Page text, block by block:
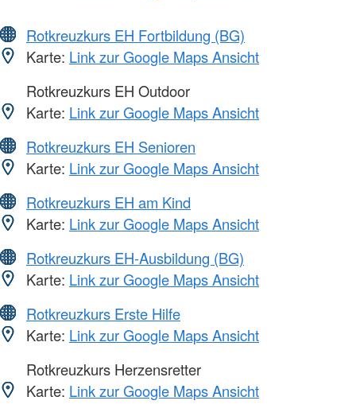
Rotkreuzkurs EH Fortbildung (BG)
Karte: Link zur Google Maps Ansicht
Rotkreuzkurs EH Outdoor
Karte: Link zur Google Maps Ansicht
Rotkreuzkurs EH Senioren
Karte: Link zur Google Maps Ansicht
Rotkreuzkurs EH am Kind
Karte: Link zur Google Maps Ansicht
Rotkreuzkurs EH-Ausbildung (BG)
Karte: Link zur Google Maps Ansicht
Rotkreuzkurs Erste Hilfe
Karte: Link zur Google Maps Ansicht
Rotkreuzkurs Herzensretter
Karte: Link zur Google Maps Ansicht